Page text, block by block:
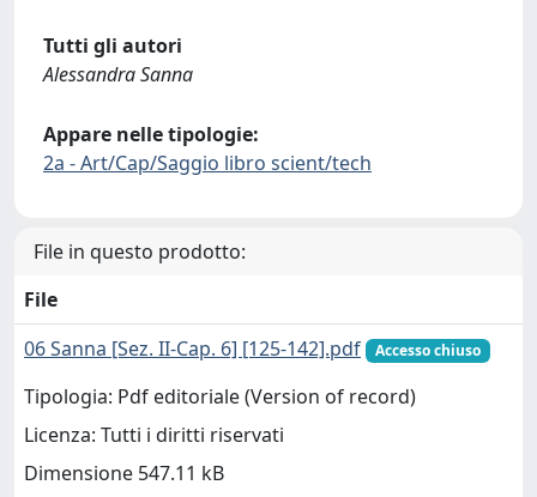
Tutti gli autori
Alessandra Sanna
Appare nelle tipologie:
2a - Art/Cap/Saggio libro scient/tech
File in questo prodotto:
File
06 Sanna [Sez. II-Cap. 6] [125-142].pdf
Accesso chiuso
Tipologia: Pdf editoriale (Version of record)
Licenza: Tutti i diritti riservati
Dimensione 547.11 kB